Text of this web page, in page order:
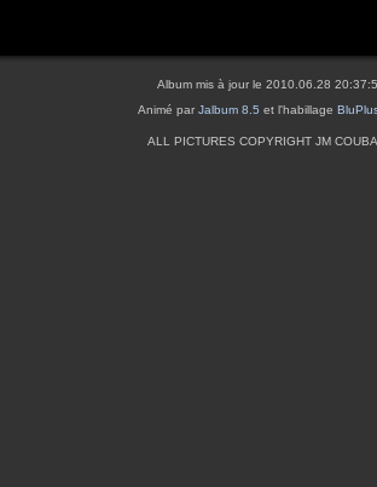
Album mis à jour le 2010.06.28
Animé par Jalbum 8.5 et l'habillage
ALL PICTURES COPYRIGHT JM